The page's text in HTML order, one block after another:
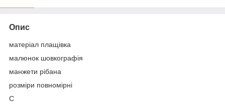
Опис
матеріал плащівка
малюнок шовкографія
манжети рібана
розміри повномірні
С